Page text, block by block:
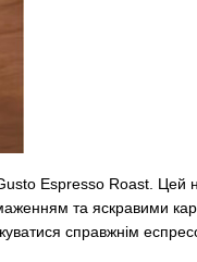
Espresso Roast. Цей
та яскравими
справжнім